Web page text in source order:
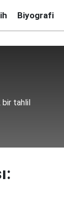
Biyografi
bir tahlil